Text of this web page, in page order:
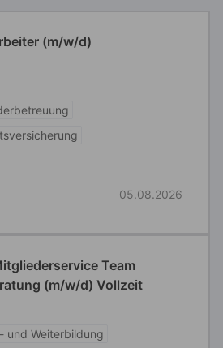
(m/w/d)
05.08.2026
Team
(m/w/d) Vollzeit
und Weiterbildung